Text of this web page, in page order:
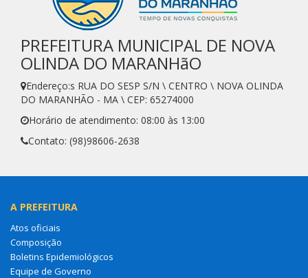
PREFEITURA MUNICIPAL DE NOVA
OLINDA DO MARANHãO
Endereço:s RUA DO SESP S/N \ CENTRO \ NOVA OLINDA
DO MARANHÃO - MA \ CEP: 65274000
Horário de atendimento: 08:00 às 13:00
Contato: (98)98606-2638
A PREFEITURA
Atos oficiais
Composição
Boletins Epidemiológicos
Equipe de Governo